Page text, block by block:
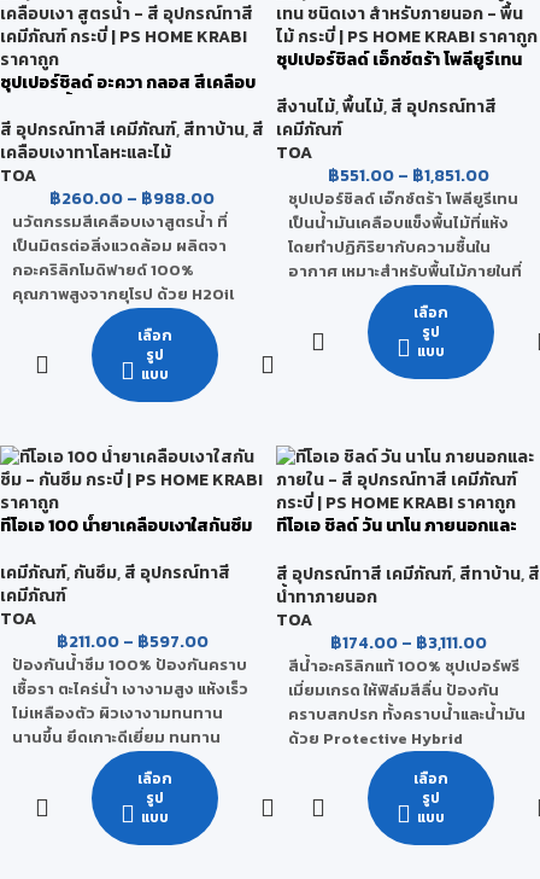
ซุปเปอร์ชิลด์ อะควา กลอส สีเคลือบ
สี อุปกรณ์ทาสี เคมีภัณฑ์,สีทาบ้าน,สี
เคลือบเงาทาโลหะและไม้
TOA
฿260.00– ฿988.00
นวัตกรรมสีเคลือบเงาสูตรน้ำ ที่
เป็นมิตรต่อสิ่งแวดล้อม ผลิตจา
กอะคริลิกโมดิฟายด์ 100%
คุณภาพสูงจากยุโรป ด้วย H2Oil
Technology สูตรพิเศษเฉพาะของ
ทีโอเอ ที่รวมคุณสมบัติของสี
เคลือบผสานเข้ากับโมเลกุลของน้ำ
เป็นสีรักษ์โลกที่คุณภาพ สูงกว่า
บ้าน
เกรด
รองรับ
เลือก
รูป
แบบ
ซุปเปอร์ชิลด์ เอ็กซ์ตร้า โพลียูรีเทน
สีงานไม้,พื้นไม้,สี อุปกรณ์ทาสี
เคมีภัณฑ์
TOA
฿551.00 – ฿1,851.00
ซุปเปอร์ชิลด์ เอ๊กซ์ตร้า โพลียูรีเทน
เป็นน้ำมันเคลือบแข็งพื้นไม้ที่แห้ง
โดยทำปฏิกิริยากับความชื้นใน
อากาศ เหมาะสำหรับพื้นไม้ภายในที่
มีแดดส่องถึงเป็นบางเวลา ทาง่าย
ขึ้นฟิล์มไว ให้ความเงางามสูง
สามารถป้องกันแบคทีเรียได้ตลอด
อายุการใช้งาน ฟิล์มสีสามารถทน
นอกจากนี้ ยังทนทานต่อการ
กระแทก ความร้อน และ สารเคมีได้
ดี
เลือก
รูป
แบบ
ทีโอเอ 100 น้ำยาเคลือบเงาใสกันซึม
เคมีภัณฑ์,กันซึม,สี อุปกรณ์ทาสี
เคมีภัณฑ์
TOA
฿211.00 – ฿597.00
ป้องกันน้ำซึม 100% ป้องกันคราบ
เชื้อรา ตะไคร่น้ำ เงางามสูง แห้งเร็ว
ไม่เหลืองตัว ผิวเงางามทนทาน
นานขึ้น ยึดเกาะดีเยี่ยม ทนทาน
สภาวะอากาศ
ผลิตจากอะคริลิกโพลิเมอร์แท้
100% คุณภาพสูง (สูตรน้ำมัน) ที่ให้
เนื้อฟิล์มใสแข็ง ให้ความเงางามสูง
เลือก
รูป
แบบ
ทีโอเอ ชิลด์ วัน นาโน ภายนอกและ
สี อุปกรณ์ทาสี เคมีภัณฑ์,สีทาบ้าน,สี
น้ำทาภายนอก
TOA
฿174.00 – ฿3,111.00
สีน้ำอะคริลิกแท้ 100% ซุปเปอร์พรี
เมี่ยมเกรด ให้ฟิล์มสีลื่น ป้องกัน
คราบสกปรก ทั้งคราบน้ำและน้ำมัน
ด้วย Protective Hybrid
Technology จากประเทศเยอรมัน
ที่ประกอบด้วย นาโนซิลิโคน (Nano
Silicone) ป้องกันคราบสกปรก
ที่มาในรูปของ ฟลูโอโร (Fluoro
เลือก
รูป
แบบ